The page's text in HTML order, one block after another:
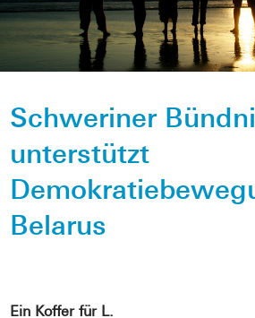
Schweriner
unterstützt
Belarus
Ein Koffer für L.